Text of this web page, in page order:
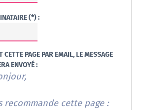
(*) :
CETTE PAGE PAR EMAIL, LE MESSAGE
ENVOYÉ :
recommande cette page :